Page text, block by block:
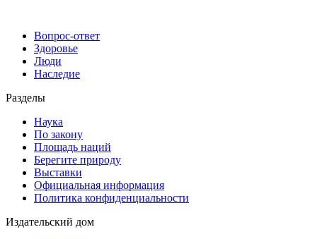
Вопрос-ответ
Здоровье
Люди
Наследие
Разделы
Наука
По закону
Площадь наций
Берегите природу
Выставки
Официальная информация
Политика конфиденциальности
Издательский дом